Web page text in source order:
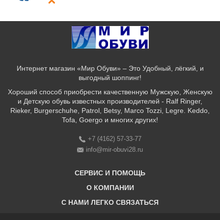
Интернет магазин «Мир Обуви» – Это Удобный, лёгкий, и
выгодный шоппинг!
Хороший способ приобрести качественную Мужскую, Женскую
и Детскую обувь известных производителей - Ralf Ringer,
Rieker, Burgerschuhe, Patrol, Betsy, Marco Tozzi, Legre. Keddo,
Tofa, Goergo и многих других!
+7 (4162) 57-33-77
info@mir-obuvi28.ru
СЕРВИС И ПОМОЩЬ
Бонусная программа
О КОМПАНИИ
C НАМИ ЛЕГКО СВЯЗАТЬСЯ